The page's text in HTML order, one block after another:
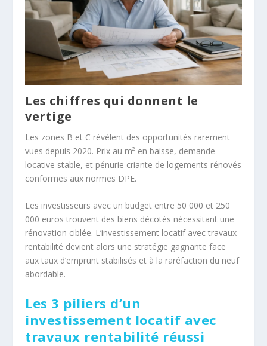
Les chiffres qui donnent le
vertige
Les zones B et C révèlent des opportunités rarement
vues depuis 2020. Prix au m² en baisse, demande
locative stable, et pénurie criante de logements rénovés
conformes aux normes DPE.
Les investisseurs avec un budget entre 50 000 et 250
000 euros trouvent des biens décotés nécessitant une
rénovation ciblée. L’investissement locatif avec travaux
rentabilité devient alors une stratégie gagnante face
aux taux d’emprunt stabilisés et à la raréfaction du neuf
abordable.
Les 3 piliers d’un
investissement locatif avec
travaux rentabilité réussi